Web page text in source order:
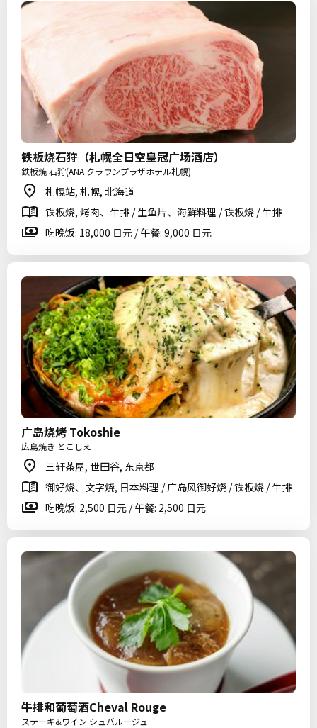
铁板烧石狩（札幌全日空皇冠广场酒店）
鉄板焼 石狩(ANA クラウンプラザホテル札幌)
札幌站, 札幌, 北海道
铁板烧, 烤肉、牛排 / 生鱼片、海鲜料理 / 铁板烧 / 牛排
吃晚饭: 18,000 日元 / 午餐: 9,000 日元
广岛烧烤 Tokoshie
広島焼き とこしえ
三轩茶屋, 世田谷, 东京都
御好烧、文字烧, 日本料理 / 广岛风御好烧 / 铁板烧 / 牛排
吃晚饭: 2,500 日元 / 午餐: 2,500 日元
牛排和葡萄酒Cheval Rouge
ステーキ&ワイン シュバルージュ